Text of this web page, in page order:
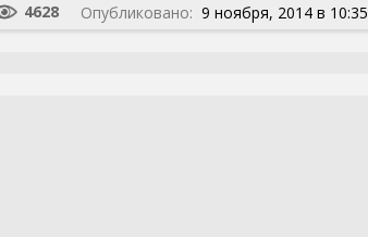
4628 Опубликовано: 9 ноября, 2014 в 10:35